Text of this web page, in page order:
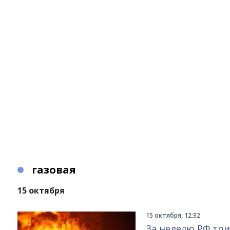
газовая
15 октября
15 октября, 12:32